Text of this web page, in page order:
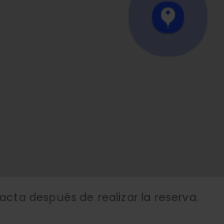
después de realizar la reserva.